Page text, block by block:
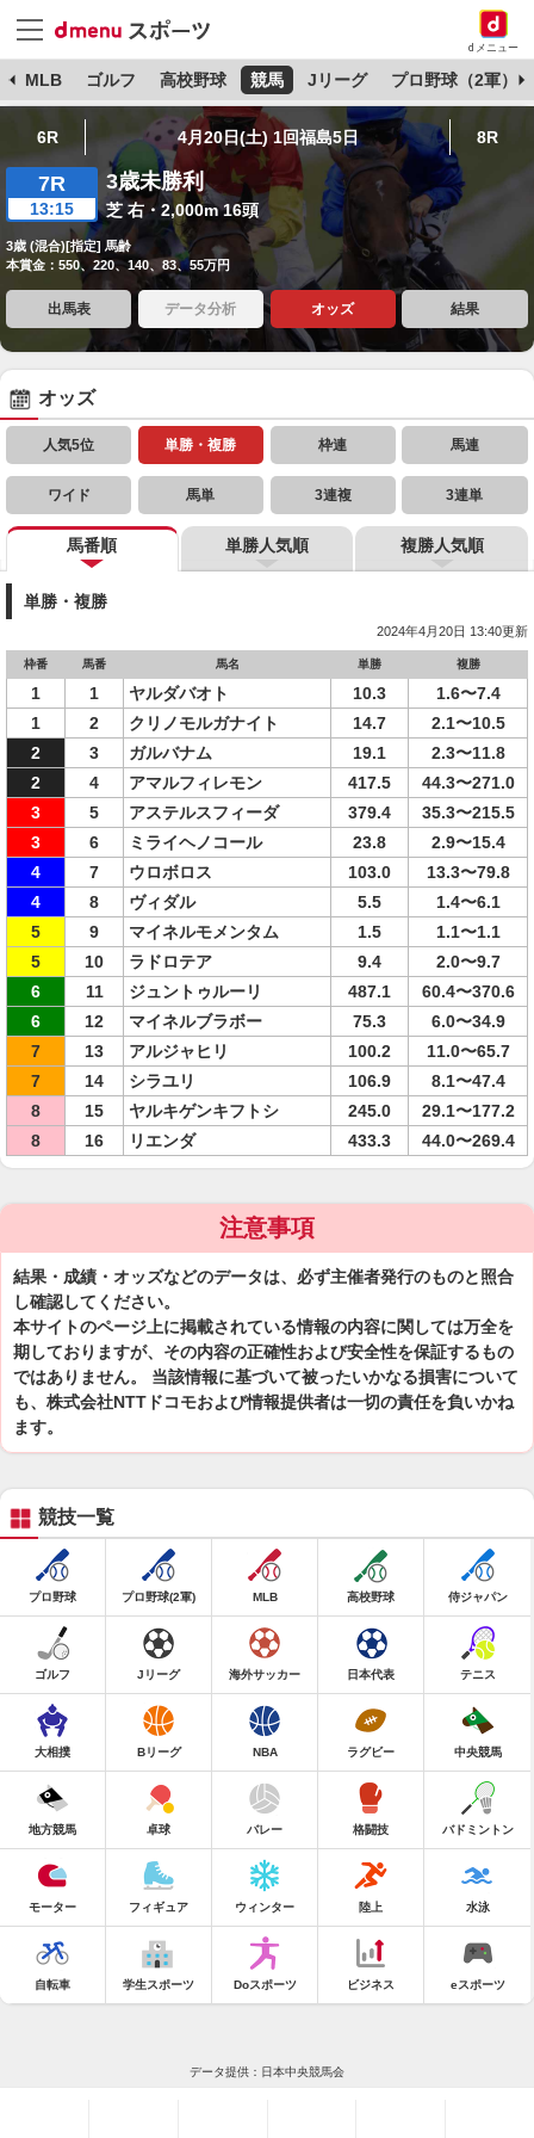
dメニュー
MLB ゴルフ 高校野球 競馬 Jリーグ プロ野球（2軍）
6R 4月20日(土) 1回福島5日 8R
7R
13:15
3歳未勝利
芝 右・2,000m 16頭
3歳 (混合)[指定] 馬齢
本賞金：550、220、140、83、55万円
出馬表 データ分析 オッズ 結果
オッズ
人気5位 単勝・複勝 枠連 馬連
ワイド 馬単 3連複 3連単
馬番順 単勝人気順 複勝人気順
単勝・複勝
2024年4月20日 13:40更新
枠番 馬番 馬名 単勝 複勝
1 1 ヤルダバオト 10.3
1.6〜7.4
1
2 クリノモルガナイト 14.7
2.1〜10.5
2
3 ガルバナム 19.1
2.3〜11.8
2
4 アマルフィレモン 417.5
44.3〜271.0
3
5 アステルスフィーダ 379.4
35.3〜215.5
3
6 ミライヘノコール 23.8
2.9〜15.4
4
7 ウロボロス 103.0
13.3〜79.8
4
8 ヴィダル 5.5
1.4〜6.1
5
9 マイネルモメンタム 1.5
1.1〜1.1
5
10 ラドロテア 9.4
2.0〜9.7
6
11 ジュントゥルーリ 487.1
60.4〜370.6
6
12 マイネルブラボー 75.3
6.0〜34.9
7
13 アルジャヒリ 100.2
11.0〜65.7
7
14 シラユリ 106.9
8.1〜47.4
8
15 ヤルキゲンキフトシ 245.0
29.1〜177.2
8
16 リエンダ 433.3 44.0〜269.4
注意事項
結果・成績・オッズなどのデータは、必ず主催者発行のものと照合
し確認してください。
本サイトのページ上に掲載されている情報の内容に関しては万全を
期しておりますが、その内容の正確性および安全性を保証するもの
ではありません。 当該情報に基づいて被ったいかなる損害について
も、株式会社NTTドコモおよび情報提供者は一切の責任を負いかね
ます。
競技一覧
プロ野球 プロ野球(2軍) MLB 高校野球 侍ジャパン
ゴルフ Jリーグ 海外サッカー 日本代表 テニス
大相撲 Bリーグ NBA ラグビー 中央競馬
地方競馬 卓球 バレー 格闘技 バドミントン
モーター フィギュア ウィンター 陸上 水泳
自転車 学生スポーツ Doスポーツ ビジネス eスポーツ
データ提供：日本中央競馬会